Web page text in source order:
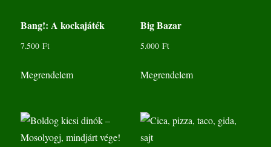
Bang!: A kockajáték
7.500Ft
Megrendelem
Big Bazar
5.000 Ft
Megrendelem